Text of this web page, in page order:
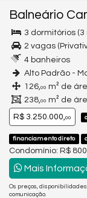
Balneário
3 dormitórios (3
2 vagas
4 banheiros
Alto Padrão -
126,00 m² de
238,00 m² de
R$ 3.250.000,00
financiamento direto
Condomínio: R$ 800,
Mais
Os preços,
comunicação.